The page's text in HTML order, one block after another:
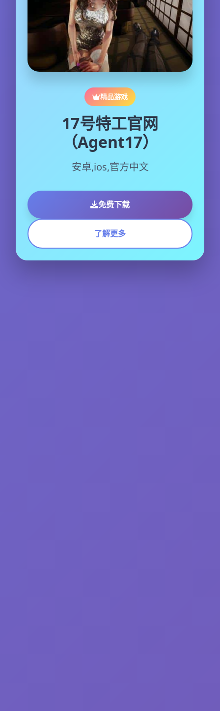
精品游戏
17号特工官网
（Agent17）
安卓,ios,官方中文
免费下载
了解更多